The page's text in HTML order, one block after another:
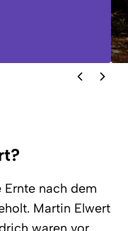
Ernte nach dem
Martin Elwert